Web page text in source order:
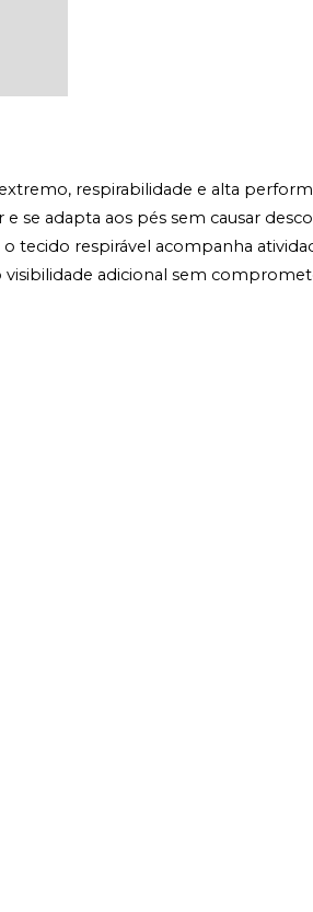
respirabilidade e alta
se adapta aos pés sem causar
respirável acompanha
visibilidade adicional sem